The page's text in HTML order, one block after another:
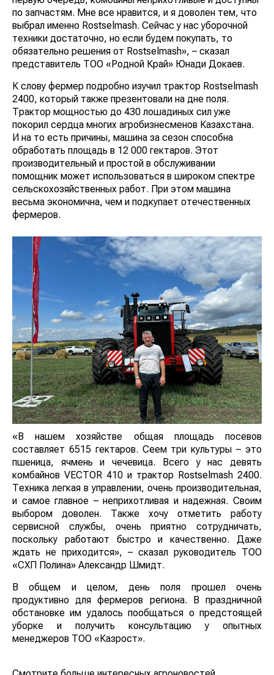
по запчастям. Мне все нравится, и я доволен тем, что
выбрал именно Rostselmash. Сейчас у нас уборочной
техники достаточно, но если будем покупать, то
обязательно решения от Rostselmash», – сказал
представитель ТОО «Родной Край» Юнади Докаев.
К слову фермер подробно изучил трактор Rostselmash
2400, который также презентовали на дне поля.
Трактор мощностью до 430 лошадиных сил уже
покорил сердца многих агробизнесменов Казахстана.
И на то есть причины, машина за сезон способна
обработать площадь в 12 000 гектаров. Этот
производительный и простой в обслуживании
помощник может использоваться в широком спектре
сельскохозяйственных работ. При этом машина
весьма экономична, чем и подкупает отечественных
фермеров.
«В нашем хозяйстве общая площадь посевов
составляет 6515 гектаров. Сеем три культуры – это
пшеница, ячмень и чечевица. Всего у нас девять
комбайнов VECTOR 410 и трактор Rostselmash 2400.
Техника легкая в управлении, очень производительная,
и самое главное – неприхотливая и надежная. Своим
выбором доволен. Также хочу отметить работу
сервисной службы, очень приятно сотрудничать,
поскольку работают быстро и качественно. Даже
ждать не приходится», – сказал руководитель ТОО
«СХП Полина» Александр Шмидт.
В общем и целом, день поля прошел очень
продуктивно для фермеров региона. В праздничной
обстановке им удалось пообщаться о предстоящей
уборке и получить консультацию у опытных
менеджеров ТОО «Казрост».